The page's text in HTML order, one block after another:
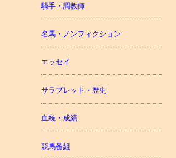
騎手・調教師
名馬・ノンフィクション
エッセイ
サラブレッド・歴史
血統・成績
競馬番組